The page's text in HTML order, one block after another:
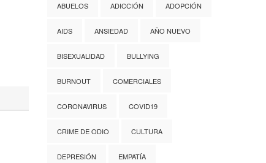
ABUELOS ADICCIÓN ADOPCIÓN
AIDS ANSIEDAD AÑO NUEVO
BISEXUALIDAD BULLYING
BURNOUT COMERCIALES
CORONAVIRUS COVID19
CRIME DE ODIO CULTURA
DEPRESIÓN EMPATÍA